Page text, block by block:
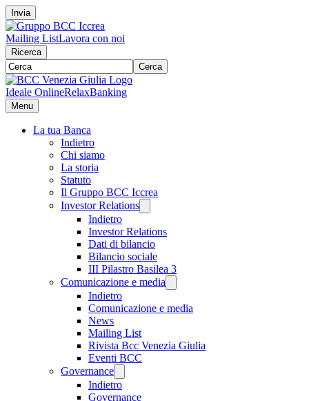
Invia
Mailing ListLavora con noi
Ricerca
Cerca
Ideale OnlineRelaxBanking
Menu
La tua Banca
Indietro
Chi siamo
La storia
Statuto
Il Gruppo BCC Iccrea
Investor Relations
Indietro
Investor Relations
Dati di bilancio
Bilancio sociale
III Pilastro Basilea 3
Comunicazione e media
Indietro
Comunicazione e media
News
Mailing List
Rivista Bcc Venezia Giulia
Eventi BCC
Governance
Indietro
Governance